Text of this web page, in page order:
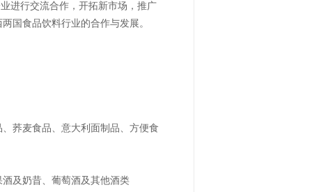
进行交流合作，开拓新市场，推广
国食品饮料行业的合作与发展。
荞麦食品、意大利面制品、方便食
及奶昔、葡萄酒及其他酒类